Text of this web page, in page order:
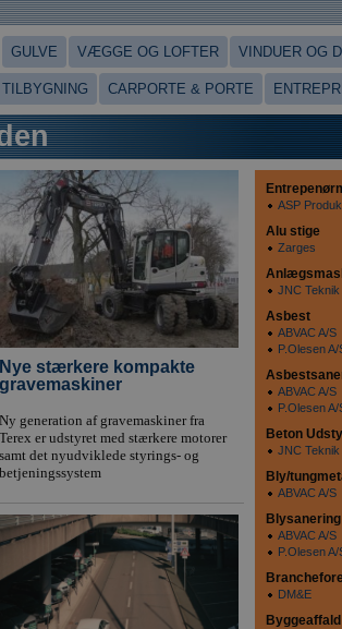
GULVE VÆGGE OG LOFTER VINDUER OG
TILBYGNING CARPORTE & PORTE
Nye stærkere kompakte
gravemaskiner
Ny generation af gravemaskiner fra
Terex er udstyret med stærkere motorer
samt det nyudviklede styrings- og
betjeningssystem
ASP
Alu stige
Zarges
JNC Teknik
Asbest
ABVAC A/S
P.Olesen A/
ABVAC A/S
P.Olesen A/
Beton
JNC Teknik
Bly/
ABVAC A/S
Blysanering
ABVAC A/S
P.Olesen A/
DM&E
Byggeaffald